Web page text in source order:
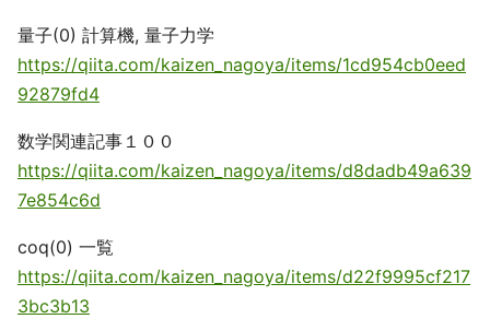
量子(0) 計算機, 量子力学
https://qiita.com/kaizen_nagoya/items/1cd954cb0eed
92879fd4
数学関連記事１００
https://qiita.com/kaizen_nagoya/items/d8dadb49a639
7e854c6d
coq(0) 一覧
https://qiita.com/kaizen_nagoya/items/d22f9995cf217
3bc3b13